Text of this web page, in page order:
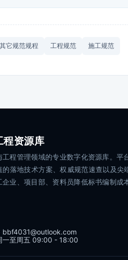
其它规范规程 工程规范 施工规范
程资源库
工程管理领域的专业数字化资源库。平
的落地技术方案、权威规范速查以及尖
企业、项目部、资料员降低标书编制成
bbf4031@outlook.com
一至周五 09:00 - 18:00